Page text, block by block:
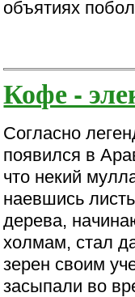
объятиях
Кофе -
Согласно
появился в
что некий
наевшись
дерева,
холмам, стал
зерен своим
засыпали во